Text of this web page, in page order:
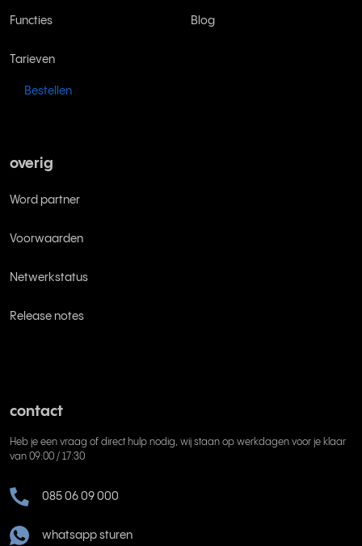
Functies
Tarieven
Bestellen
Blog
overig
Word partner
Voorwaarden
Netwerkstatus
Release notes
contact
Heb je een vraag of direct hulp nodig, wij staan op werkdagen voor je klaar
van 09:00 / 17:30
085 06 09 000
whatsapp sturen